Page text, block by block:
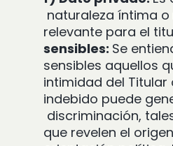
naturaleza íntima
relevante para el
sensibles: Se
sensibles aquellos
intimidad del Titular
indebido puede
discriminación,
que revelen el